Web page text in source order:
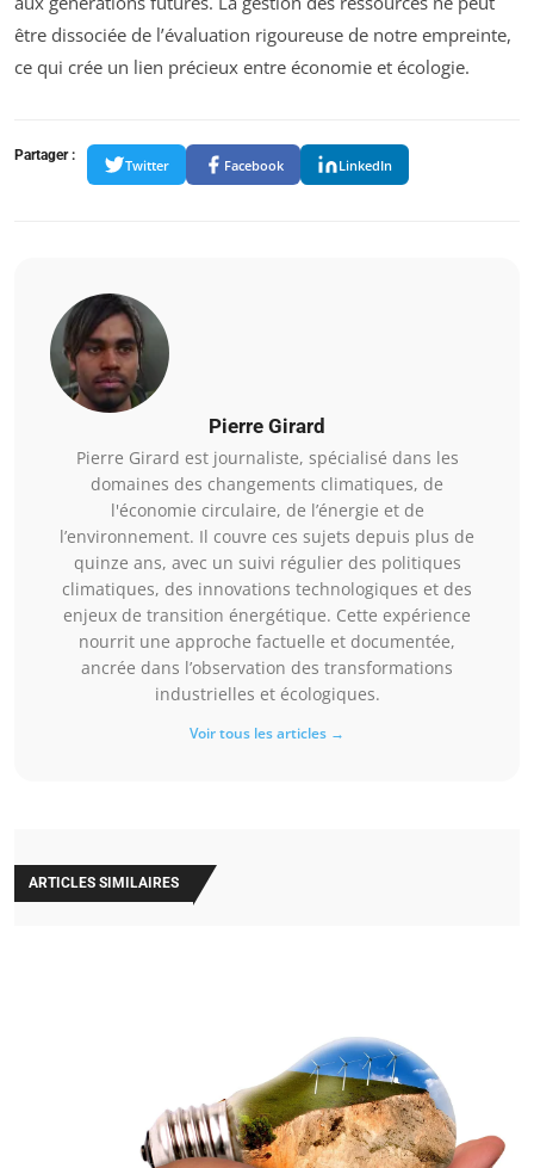
être dissociée de l’évaluation rigoureuse de notre empreinte,
ce qui crée un lien précieux entre économie et écologie.
Partager :
Twitter Facebook LinkedIn
Pierre Girard
Pierre Girard est journaliste, spécialisé dans les
domaines des changements climatiques, de
l'économie circulaire, de l’énergie et de
l’environnement. Il couvre ces sujets depuis plus de
quinze ans, avec un suivi régulier des politiques
climatiques, des innovations technologiques et des
enjeux de transition énergétique. Cette expérience
nourrit une approche factuelle et documentée,
ancrée dans l’observation des transformations
industrielles et écologiques.
Voir tous les articles →
ARTICLES SIMILAIRES